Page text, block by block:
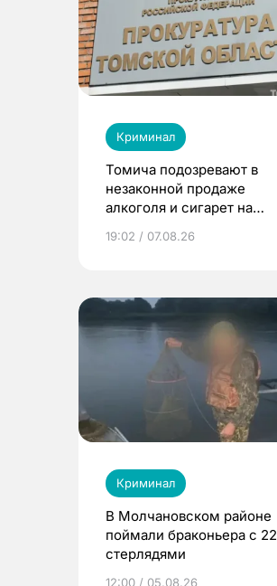
Криминал
Томича подозревают в
незаконной продаже
алкоголя и сигарет на
рублей
19:02 / 07.08.26
Криминал
В Молчановском районе
поймали браконьера с 22
стерлядями
12:00 / 05.08.26